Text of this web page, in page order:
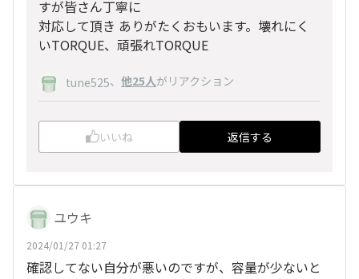
すが皆さん丁寧に
対応して頂き ありがたくおもいます。壊れにく
いTORQUE、頑張れTORQUE
tune525、 他25人がリアクション
いいね 返信する
ユウキ
2024/01/27 01:27
確認してない自分が悪いのですが、容量が少ないと